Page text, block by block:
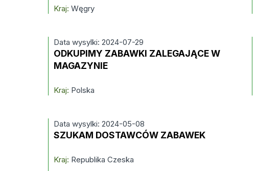
Kraj: Węgry
Data wysylki: 2024-07-29
ODKUPIMY ZABAWKI ZALEGAJĄCE W
MAGAZYNIE
Kraj: Polska
Data wysylki: 2024-05-08
SZUKAM DOSTAWCÓW ZABAWEK
Kraj: Republika Czeska